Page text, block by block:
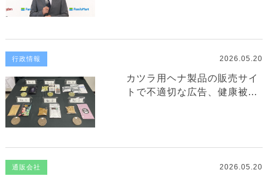
行政情報 2026.05.20
カツラ用ヘナ製品の販売サイ
トで不適切な広告、健康被...
通販会社 2026.05.20